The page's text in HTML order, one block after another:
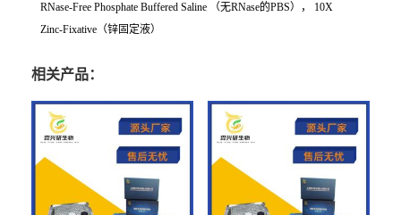
RNase-Free Phosphate Buffered Saline （无RNase的PBS）， 10X
Zinc-Fixative（锌固定液）
相关产品：